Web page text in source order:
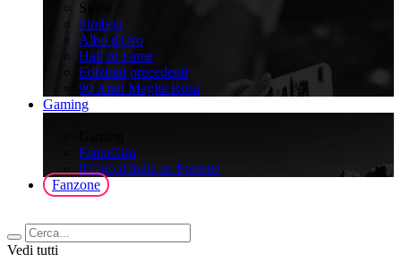
Storia
Simboli
Albo d'Oro
Hall of Fame
Edizioni precedenti
90 Anni Maglia Rosa
Gaming
FantaGiro
ll Giro d'Italia su Fortnite
Fanzone
Vedi tutti